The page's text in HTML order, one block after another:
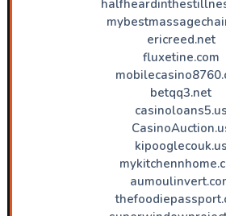
ericreed.net
fluxetine.com
betqq3.net
casinoloans5.us
kipooglecouk.us